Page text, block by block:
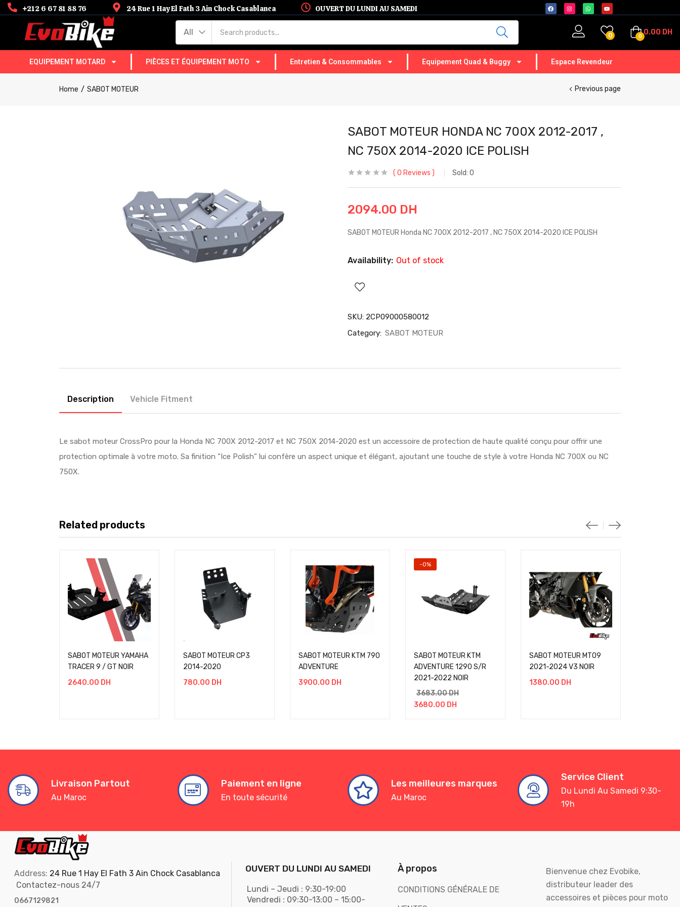
+212 6 67 81 88 76 24 Rue 1 Hay El Fath 3 Ain Chock Casablanca OUVERT DU LUNDI AU SAMEDI
All 0 0 0.00 DH
EQUIPEMENT MOTARD PIÈCES ET ÉQUIPEMENT MOTO Entretien & Consommables Equipement Quad & Buggy Espace Revendeur
Home SABOT MOTEUR Previous page
SABOT MOTEUR HONDA NC 700X 2012-2017 ,
NC 750X 2014-2020 ICE POLISH
0 Reviews Sold: 0
2094.00 DH
SABOT MOTEUR Honda NC 700X 2012-2017 , NC 750X 2014-2020 ICE POLISH
Availability: Out of stock
SKU: 2CP09000580012
Category: SABOT MOTEUR
Description Vehicle Fitment
Le sabot moteur CrossPro pour la Honda NC 700X 2012-2017 et NC 750X 2014-2020 est un accessoire de protection de haute qualité conçu pour offrir une
protection optimale à votre moto. Sa finition “Ice Polish” lui confère un aspect unique et élégant, ajoutant une touche de style à votre Honda NC 700X ou NC
750X.
Related products
SABOT MOTEUR YAMAHA
TRACER 9 / GT NOIR
2640.00 DH
SABOT MOTEUR CP3
2014-2020
780.00 DH
SABOT MOTEUR KTM 790
ADVENTURE
3900.00 DH
-0%
SABOT MOTEUR KTM
ADVENTURE 1290 S/R
2021-2022 NOIR
3683.00DH
3680.00 DH
SABOT MOTEUR MT09
2021-2024 V3 NOIR
1380.00 DH
Livraison Partout
Au Maroc
Paiement en ligne
En toute sécurité
Les meilleures marques
Au Maroc
Service Client
Du Lundi Au Samedi 9:30-
19h
Address: 24 Rue 1 Hay El Fath 3 Ain Chock Casablanca
Contactez-nous 24/7
0667129821
OUVERT DU LUNDI AU SAMEDI
Lundi – Jeudi : 9:30-19:00
Vendredi : 09:30-13:00 – 15:00-
À propos
CONDITIONS GÉNÉRALE DE
Bienvenue chez Evobike,
distributeur leader des
accessoires et pièces pour moto